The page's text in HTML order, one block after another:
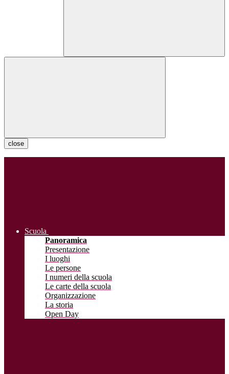
close
Scuola
Panoramica
Presentazione
I luoghi
Le persone
I numeri della scuola
Le carte della scuola
Organizzazione
La storia
Open Day